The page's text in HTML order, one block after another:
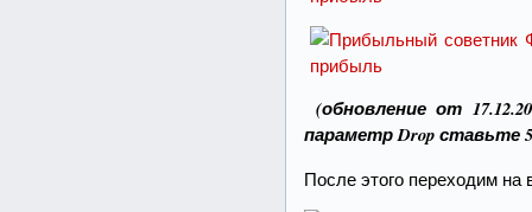
(обновление от
параметр Drop ставьте
После этого переходим